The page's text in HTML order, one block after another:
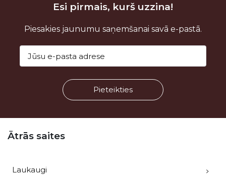
Esi pirmais, kurš uzzina!
Piesakies jaunumu saņemšanai savā e-pastā.
Ātrās saites
Laukaugi